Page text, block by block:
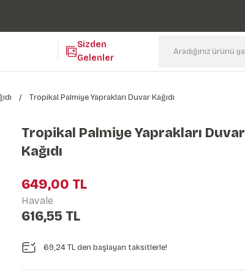
Uygulanan Duvar Kağıtları😇
Sizden
Gelenler
Tropikal Palmiye Yaprakları Duvar Kağıdı
Tropikal Palmiye Yaprakları Duvar
Kağıdı
649,00 TL
Havale
616,55 TL
69,24 TL den başlayan taksitlerle!